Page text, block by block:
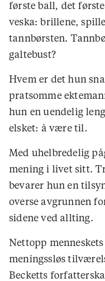
første ball, det
veska: brillene,
tannbørsten.
galtebust?
Hvem er det hun
pratsomme
hun en uendelig
elsket: å være til.
Med uhelbredelig
mening i livet sitt.
bevarer hun en
overse avgrunnen
sidene ved allting.
Nettopp
meningssløs
Becketts